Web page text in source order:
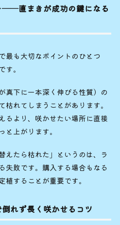
──直まきが成功の鍵になる
最も大切なポイントのひとつ
です。
真下に一本深く伸びる性質）の
れてしまうことがあります。
るより、咲かせたい場所に直接
と上がります。
えたら枯れた」というのは、ラ
失敗です。購入する場合もなる
することが重要です。
れず長く咲かせるコツ